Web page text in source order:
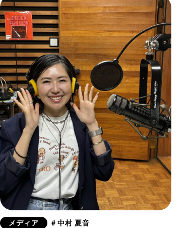
メディア # 中村 夏音